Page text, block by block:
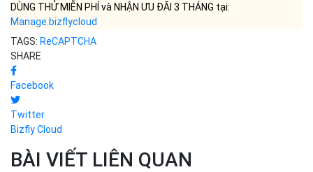
DÙNG THỬ MIỄN PHÍ và NHẬN ƯU ĐÃI 3 THÁNG tại:
Manage.bizflycloud
TAGS: ReCAPTCHA
SHARE
Facebook
Twitter
Bizfly Cloud
BÀI VIẾT LIÊN QUAN